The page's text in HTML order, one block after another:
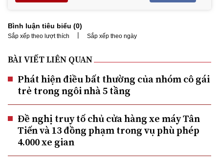
Bình luận tiêu biểu (0)
Sắp xếp theo lượt thích | Sắp xếp theo ngày
BÀI VIẾT LIÊN QUAN
Phát hiện điều bất thường của nhóm cô gái
trẻ trong ngôi nhà 5 tầng
Đề nghị truy tố chủ cửa hàng xe máy Tân
Tiến và 13 đồng phạm trong vụ phù phép
4.000 xe gian